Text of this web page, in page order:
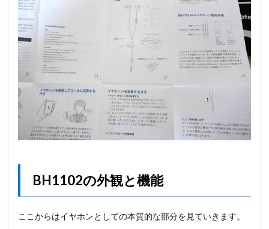
BH1102の外観と機能
ここからはイヤホンとしての本質的な部分を見ていきます。